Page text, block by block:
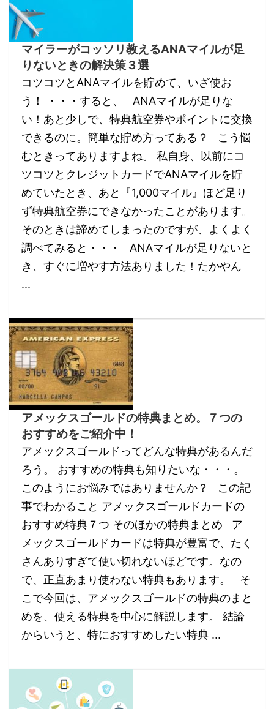
マイラーがコッソリ教えるANAマイルが足
りないときの解決策３選
コツコツとANAマイルを貯めて、いざ使お
う！ ・・・すると、 ANAマイルが足りな
い！あと少しで、特典航空券やポイントに交換
できるのに。簡単な貯め方ってある？ こう悩
むときってありますよね。 私自身、以前にコ
ツコツとクレジットカードでANAマイルを貯
めていたとき、あと『1,000マイル』ほど足り
ず特典航空券にできなかったことがあります。
そのときは諦めてしまったのですが、よくよく
調べてみると・・・ ANAマイルが足りないと
き、すぐに増やす方法ありました！たかやん
...
アメックスゴールドの特典まとめ。７つの
おすすめをご紹介中！
アメックスゴールドってどんな特典があるんだ
ろう。 おすすめの特典も知りたいな・・・。
このようにお悩みではありませんか？ この記
事でわかること アメックスゴールドカードの
おすすめ特典７つ そのほかの特典まとめ ア
メックスゴールドカードは特典が豊富で、たく
さんありすぎて使い切れないほどです。なの
で、正直あまり使わない特典もあります。 そ
こで今回は、アメックスゴールドの特典のまと
めを、使える特典を中心に解説します。 結論
からいうと、特におすすめしたい特典 ...